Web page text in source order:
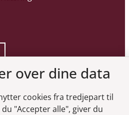
over dine data
cookies fra tredjepart til
"Accepter alle", giver du